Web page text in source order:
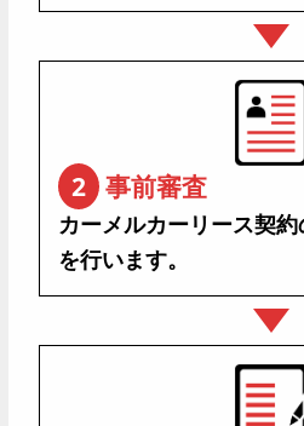
福島県いわき市四倉町細谷字大町
当社が提供するサービスの一部に
のご提供を受けない場合に提供で
とを予めご承知おきください。
当社では、より良い個人情報保護
た、個人情報保護法その他関係法
情報保護方針を改定することがご
認頂きますようお願い致します。
報をご提供いただきますようお願
本ページの内容は、掲載日以降に
2 事前審査
カーメルカーリース契
を行います。